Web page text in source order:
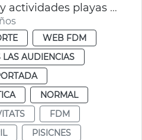
Apertura piscinas y actividades playas verano 2024
WEB FDM
LAS AUDIENCIAS
NORMAL
FDM
PISICNES